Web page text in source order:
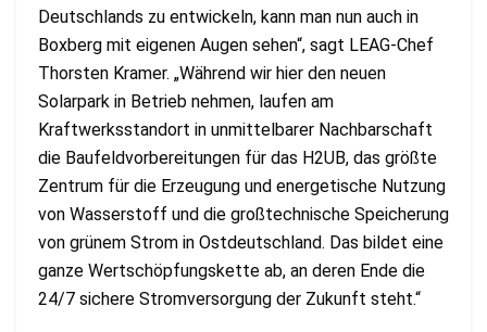
Deutschlands zu entwickeln, kann man nun auch in
Boxberg mit eigenen Augen sehen“, sagt LEAG-Chef
Thorsten Kramer. „Während wir hier den neuen
Solarpark in Betrieb nehmen, laufen am
Kraftwerksstandort in unmittelbarer Nachbarschaft
die Baufeldvorbereitungen für das H2UB, das größte
Zentrum für die Erzeugung und energetische Nutzung
von Wasserstoff und die großtechnische Speicherung
von grünem Strom in Ostdeutschland. Das bildet eine
ganze Wertschöpfungskette ab, an deren Ende die
24/7 sichere Stromversorgung der Zukunft steht.“